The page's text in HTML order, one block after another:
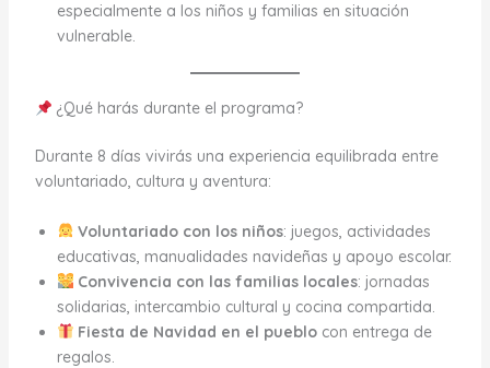
especialmente a los niños y familias en situación
vulnerable.
¿Qué harás durante el programa?
Durante 8 días vivirás una experiencia equilibrada entre
voluntariado, cultura y aventura:
Voluntariado con los niños: juegos, actividades
educativas, manualidades navideñas y apoyo escolar.
Convivencia con las familias locales: jornadas
solidarias, intercambio cultural y cocina compartida.
Fiesta de Navidad en el pueblo con entrega de
regalos.